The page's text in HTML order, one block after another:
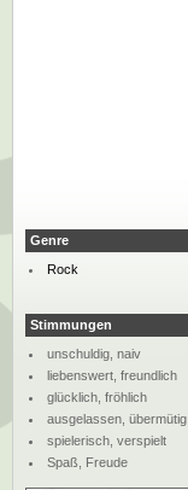
Genre
Rock
Stimmungen
unschuldig, naiv
liebenswert, freundlich
glücklich, fröhlich
ausgelassen, übermütig
spielerisch, verspielt
Spaß, Freude